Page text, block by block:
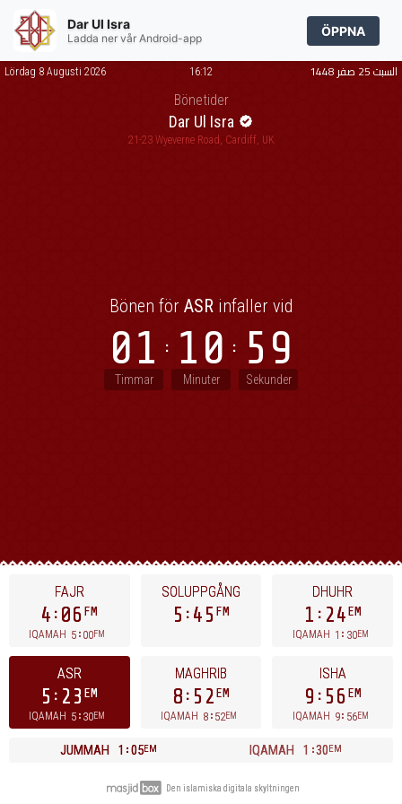
Dar Ul Isra
Ladda ner vår Android-app ÖPPNA
Lördag 8 Augusti 2026 16:12 السبت 25 صفر 1448
Bönetider
Dar Ul Isra
21-23 Wyeverne Road, Cardiff, UK
Bönen för ASR infaller vid
01
Timmar
10
Minuter
59
Sekunder
FAJR
4 06 FM
IQAMAH 5 00FM
SOLUPPGÅNG
5 45 FM
DHUHR
1 24 EM
IQAMAH 1 30EM
ASR
5 23 EM
IQAMAH 5 30EM
MAGHRIB
8 52 EM
IQAMAH 8 52EM
ISHA
9 56 EM
IQAMAH 9 56EM
JUMMAH 1 05EM IQAMAH 1 30EM
Den islamiska digitala skyltningen